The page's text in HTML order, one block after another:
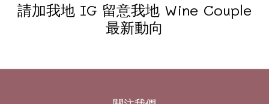
請加我地 IG 留意我地 Wine Couple
最新動向